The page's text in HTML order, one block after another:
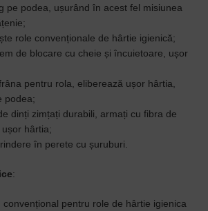
pe podea, ușurând în acest fel misiunea
role convenționale de hârtie igienică;
de blocare cu cheie și încuietoare, ușor
pentru rola, eliberează ușor hârtia,
podea;
dinți zimțați durabili, armați cu fibra de
hârtia;
în perete cu șuruburi.
:
convențional pentru role de hârtie igienica